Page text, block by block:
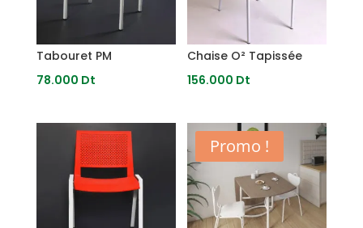
Tabouret PM
78.000 Dt
Chaise O² Tapissée
156.000 Dt
Promo !